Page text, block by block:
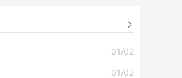

01/02
01/02